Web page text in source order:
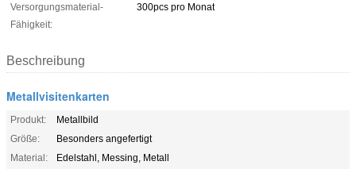
Versorgungsmaterial-
Fähigkeit:
300pcs pro Monat
Beschreibung
Metallvisitenkarten
Produkt:
Metallbild
Größe:
Besonders angefertigt
Material:
Edelstahl, Messing, Metall